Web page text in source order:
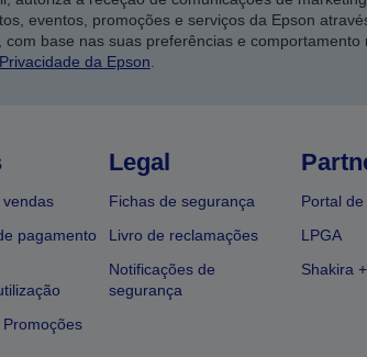
eventos, promoções e serviços da Epson
base nas suas preferências e comportamento
da Epson.
pagamento
Legal
Fichas de segurança
Livro de reclamações
Notificações de
segurança
Portal
LPGA
Shakira